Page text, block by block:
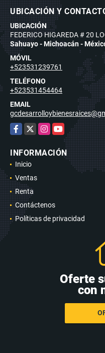
UBICACIÓN Y CONTACTO
UBICACIÓN
FEDERICO HIGAREDA # 20
Sahuayo - Michoacán -
MÓVIL
+523531239761
TELÉFONO
+523531454464
EMAIL
Instagram
YouTube
INFORMACIÓN
Inicio
Ventas
Renta
Contáctenos
Oferte
con